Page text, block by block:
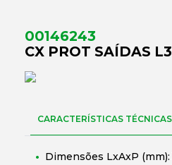
00146243
CX PROT SAÍDAS
CARACTERÍSTICAS TÉCNICAS
Dimensões LxAxP (mm):